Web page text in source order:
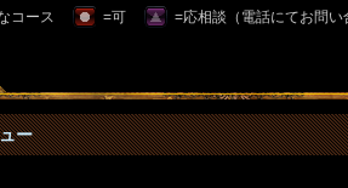
コース =可 =応相談（電話にてお問い
ー